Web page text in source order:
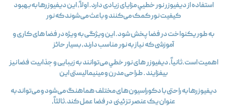
استفاده از ديفيوزر نور خطیي مزایای زیادی دارد. اولاً، این ديفيوزرها به بهبود
کیفیت نور کمک می‌کنند و باعث می‌شوند که نور
به طور یکنواخت در فضا پخش شود. این ویژگی به ویژه در فضا های کاری و
آموزشی که نیاز به نور مناسب دارند، بسیار حائز
اهمیت است.ثانیاً، ديفيوزر های نور خطي می‌توانند به زیبایی و جذابیت فضا نیز
بیفزایند . طراحی مدرن و مینیمالیستی این
ديفيوزرها به راحتی با دکوراسیون‌های مختلف هماهنگ می‌شود و می‌تواند به
عنوان یک عنصر تزئینی در فضا عمل کند.ثالثاً،